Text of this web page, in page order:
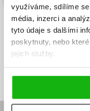
využíváme, sdílíme
média, inzerci a
tyto údaje s dalšími
poskytnuty, nebo
jejich služby.
Budete to vědět
Zajímá Vás, jaký knižní hit
sleva, jaká běží soutěž o
mailových novinek
mailová
adresa
mailová
adresa
Vaše e-mailová adresa